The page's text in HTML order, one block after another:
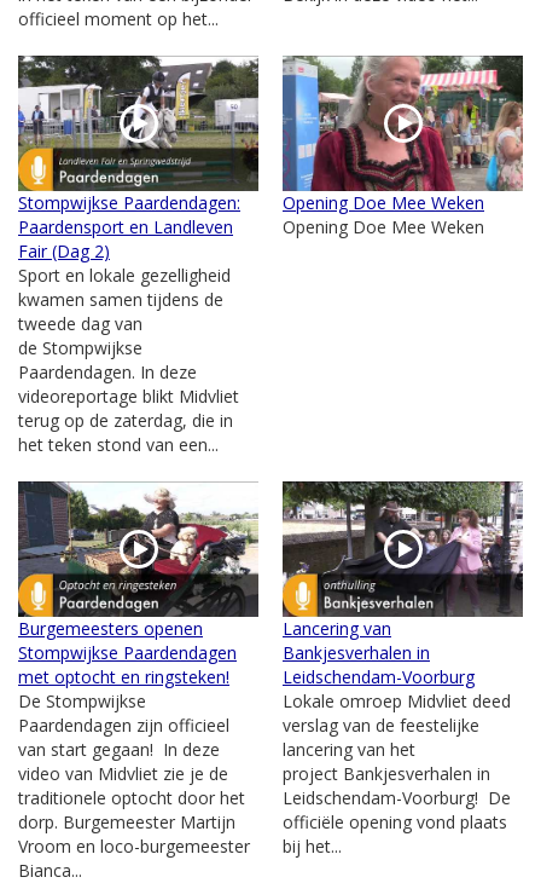
officieel moment op het...
Stompwijkse Paardendagen:
Paardensport en Landleven
Fair (Dag 2)
Sport en lokale gezelligheid
kwamen samen tijdens de
tweede dag van
de Stompwijkse
Paardendagen. In deze
videoreportage blikt Midvliet
terug op de zaterdag, die in
het teken stond van een...
Opening Doe Mee Weken
Opening Doe Mee Weken
Burgemeesters openen
Stompwijkse Paardendagen
met optocht en ringsteken!
De Stompwijkse
Paardendagen zijn officieel
van start gegaan! In deze
video van Midvliet zie je de
traditionele optocht door het
dorp. Burgemeester Martijn
Vroom en loco-burgemeester
Bianca...
Lancering van
Bankjesverhalen in
Leidschendam-Voorburg
Lokale omroep Midvliet deed
verslag van de feestelijke
lancering van het
project Bankjesverhalen in
Leidschendam-Voorburg! De
officiële opening vond plaats
bij het...